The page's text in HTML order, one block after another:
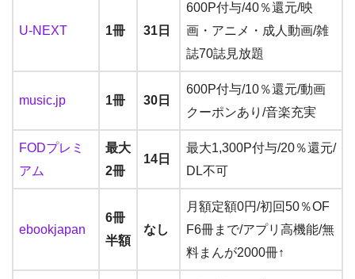
U-NEXT 1冊 31日
600P付与/40％還元/映
画・アニメ・成人動画/雑
誌70誌見放題
music.jp 1冊 30日
600P付与/10％還元/動画
クーポンあり/音楽充実
FODプレミ
アム
最大
2冊
14日
最大1,300P付与/20％還元/
DL不可
ebookjapan
6冊
半額
なし
月額定額0円/初回50％OF
F6冊まで/アプリ高機能/無
料まんが2000冊↑